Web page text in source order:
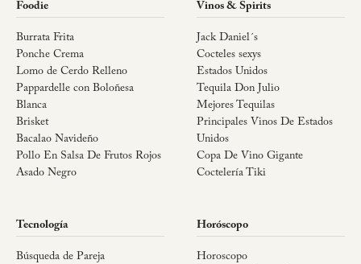
Foodie
Burrata Frita
Ponche Crema
Lomo de Cerdo Relleno
Pappardelle con Boloñesa
Blanca
Brisket
Bacalao Navideño
Pollo En Salsa De Frutos Rojos
Asado Negro
Vinos & Spirits
Jack Daniel´s
Cocteles sexys
Estados Unidos
Tequila Don Julio
Mejores Tequilas
Principales Vinos De Estados
Unidos
Copa De Vino Gigante
Coctelería Tiki
Tecnología
Búsqueda de Pareja
Horóscopo
Horoscopo